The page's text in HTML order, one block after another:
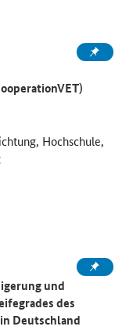
Hochschule,
und
des
Deutschland